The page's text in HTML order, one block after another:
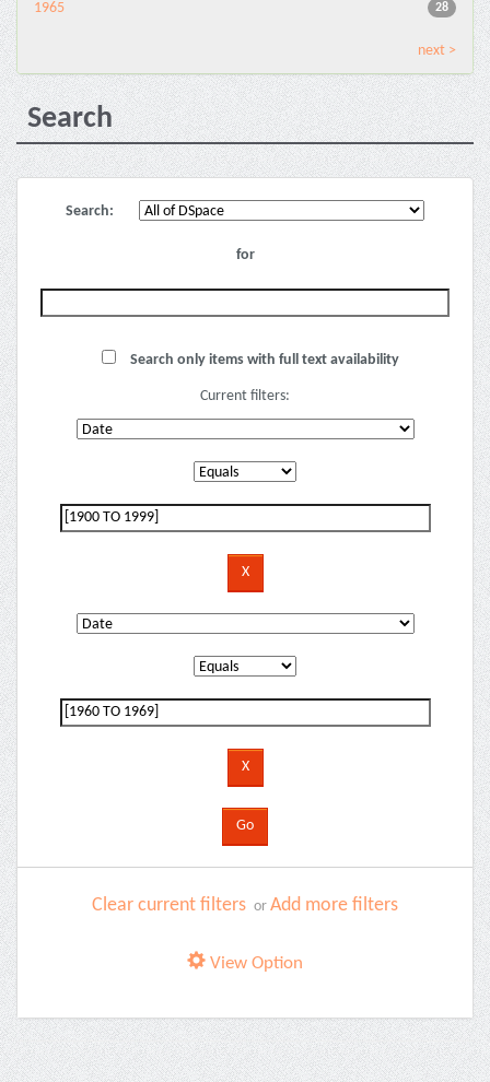
28
1965
next >
Search
Search:
for
Search only items with full text availability
Current filters:
Clear current filters or Add more filters
View Option